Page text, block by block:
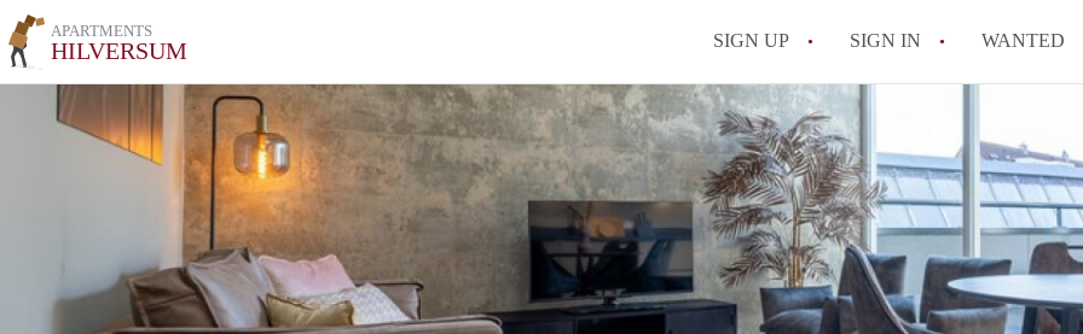
APARTMENTS
HILVERSUM SIGN UP SIGN IN WANTED